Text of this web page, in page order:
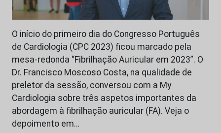
O início do primeiro dia do Congresso Português
de Cardiologia (CPC 2023) ficou marcado pela
mesa-redonda “Fibrilhação Auricular em 2023”. O
Dr. Francisco Moscoso Costa, na qualidade de
preletor da sessão, conversou com a My
Cardiologia sobre três aspetos importantes da
abordagem à fibrilhação auricular (FA). Veja o
depoimento em…